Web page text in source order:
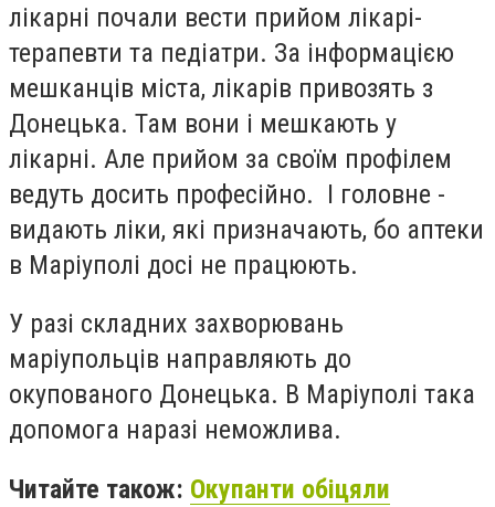
лікарні почали вести прийом лікарі-
терапевти та педіатри. За інформацією
мешканців міста, лікарів привозять з
Донецька. Там вони і мешкають у
лікарні. Але прийом за своїм профілем
ведуть досить професійно. І головне -
видають ліки, які призначають, бо аптеки
в Маріуполі досі не працюють.
У разі складних захворювань
маріупольців направляють до
окупованого Донецька. В Маріуполі така
допомога наразі неможлива.
Читайте також: Окупанти обіцяли